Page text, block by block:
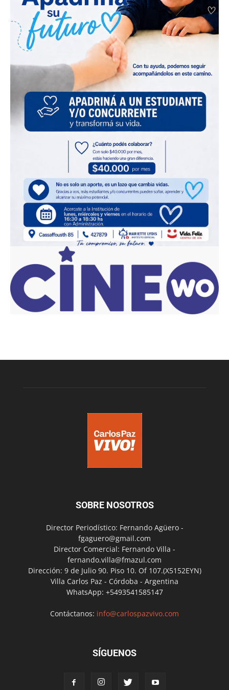
SOBRE NOSOTROS
Director Periodístico: Fernando Agüero -
fgaguero@gmail.com
Director Comercial: Fernando Villa -
fernando.villa@fmazul.com
Dirección: 9 de Julio 90. Piso 10. Of 107.(X5152EYN)
Villa Carlos Paz - Córdoba - Argentina
WhatsApp: +5493541585147
Contáctanos: info@carlospazvivo.com
SÍGUENOS